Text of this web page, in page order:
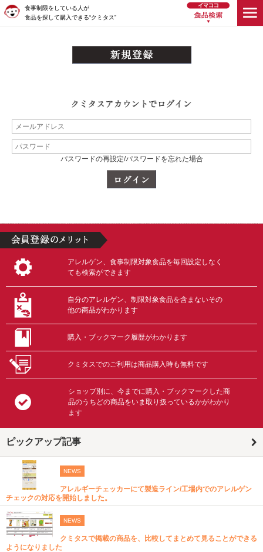
食事制限をしている人が
食品を探して購入できる“クミタス”
パスワードの再設定/パスワードを忘れた場合
アレルゲン、食事制限対象食品を毎回設定しなく
ても検索ができます
自分のアレルゲン、制限対象食品を含まないその
他の商品がわかります
購入・ブックマーク履歴がわかります
クミタスでのご利用は商品購入時も無料です
ショップ別に、今までに購入・ブックマークした商
品のうちどの商品をいま取り扱っているかがわかり
ます
ピックアップ記事
NEWS
アレルギーチェッカーにて製造ライン/工場内でのアレルゲン
チェックの対応を開始しました。
NEWS
クミタスで掲載の商品を、比較してまとめて見ることができる
ようになりました